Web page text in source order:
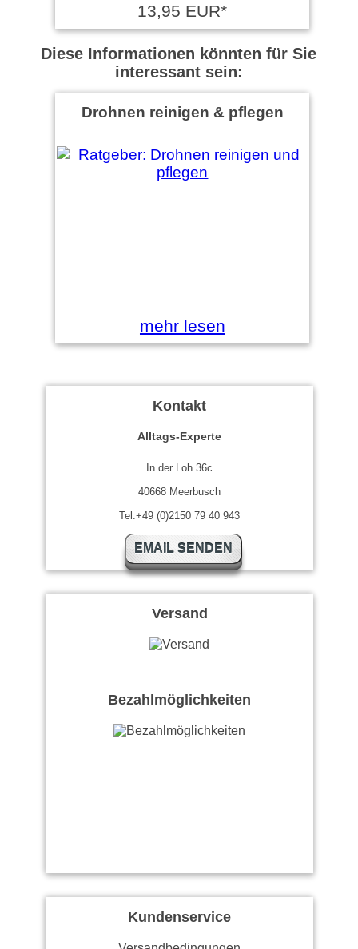
13,95 EUR*
Diese Informationen könnten für Sie
interessant sein:
Drohnen reinigen & pflegen
mehr lesen
Kontakt
Alltags-Experte
In der Loh 36c
40668 Meerbusch
Tel:+49 (0)2150 79 40 943
EMAIL SENDEN
Versand
Bezahlmöglichkeiten
Kundenservice